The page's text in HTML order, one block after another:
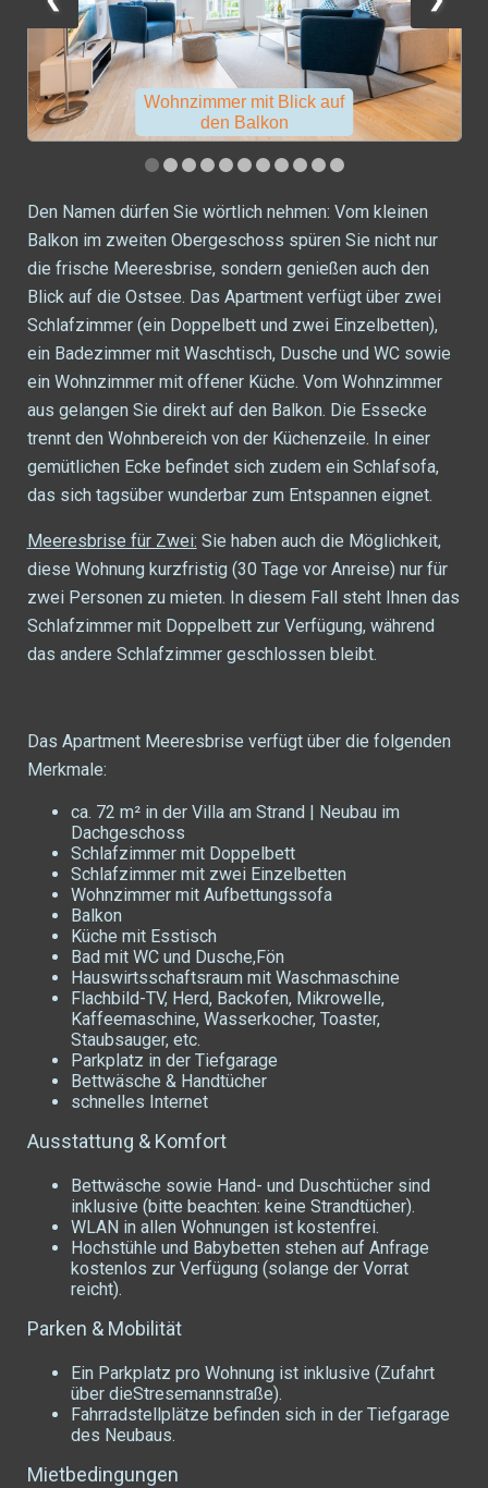
Wohnzimmer mit Blick auf
den Balkon
Den Namen dürfen Sie wörtlich nehmen: Vom kleinen
Balkon im zweiten Obergeschoss spüren Sie nicht nur
die frische Meeresbrise, sondern genießen auch den
Blick auf die Ostsee. Das Apartment verfügt über zwei
Schlafzimmer (ein Doppelbett und zwei Einzelbetten),
ein Badezimmer mit Waschtisch, Dusche und WC sowie
ein Wohnzimmer mit offener Küche. Vom Wohnzimmer
aus gelangen Sie direkt auf den Balkon. Die Essecke
trennt den Wohnbereich von der Küchenzeile. In einer
gemütlichen Ecke befindet sich zudem ein Schlafsofa,
das sich tagsüber wunderbar zum Entspannen eignet.
Meeresbrise für Zwei: Sie haben auch die Möglichkeit,
diese Wohnung kurzfristig (30 Tage vor Anreise) nur für
zwei Personen zu mieten. In diesem Fall steht Ihnen das
Schlafzimmer mit Doppelbett zur Verfügung, während
das andere Schlafzimmer geschlossen bleibt.
Das Apartment Meeresbrise verfügt über die folgenden
Merkmale:
ca. 72 m² in der Villa am Strand | Neubau im
Dachgeschoss
Schlafzimmer mit Doppelbett
Schlafzimmer mit zwei Einzelbetten
Wohnzimmer mit Aufbettungssofa
Balkon
Küche mit Esstisch
Bad mit WC und Dusche,Fön
Hauswirtsschaftsraum mit Waschmaschine
Flachbild-TV, Herd, Backofen, Mikrowelle,
Kaffeemaschine, Wasserkocher, Toaster,
Staubsauger, etc.
Parkplatz in der Tiefgarage
Bettwäsche & Handtücher
schnelles Internet
Ausstattung & Komfort
Bettwäsche sowie Hand- und Duschtücher sind
inklusive (bitte beachten: keine Strandtücher).
WLAN in allen Wohnungen ist kostenfrei.
Hochstühle und Babybetten stehen auf Anfrage
kostenlos zur Verfügung (solange der Vorrat
reicht).
Parken & Mobilität
Ein Parkplatz pro Wohnung ist inklusive (Zufahrt
über dieStresemannstraße).
Fahrradstellplätze befinden sich in der Tiefgarage
des Neubaus.
Mietbedingungen